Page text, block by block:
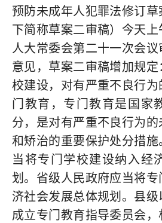
预防未成年人犯罪法修订
下简称草案二审稿）今天
人大常委会第二十一次会
意见，草案二审稿增加规
校建设，对有严重不良行
门教育，专门教育是国家
分，是对有严重不良行为
和矫治的重要保护处分措
当将专门学校建设纳入经
划。省级人民政府应当将
济社会发展总体规划。县
成立专门教育指导委员会